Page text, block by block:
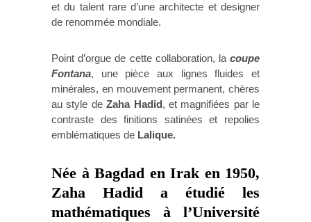
et du talent rare d’une architecte et designer
de renommée mondiale.
Point d’orgue de cette collaboration, la coupe
Fontana, une pièce aux lignes fluides et
minérales, en mouvement permanent, chères
au style deZaha Hadid, et magnifiées par le
contraste des finitions satinées et repolies
emblématiques de Lalique.
Née à Bagdad en Irak en 1950,
Zaha Hadid a étudié les
mathématiques à l’Université